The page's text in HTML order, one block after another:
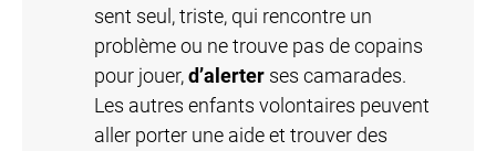
sent seul, triste, qui rencontre un
problème ou ne trouve pas de copains
pour jouer,d’alerter ses camarades.
Les autres enfants volontaires peuvent
aller porter une aide et trouver des